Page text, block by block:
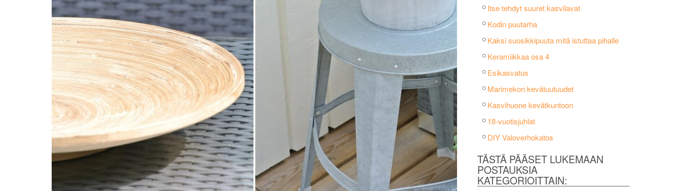
Itse tehdyt suuret kasvilavat
Kodin puutarha
Kaksi suosikkipuuta mitä istuttaa pihalle
Keramiikkaa osa 4
Esikasvatus
Marimekon kevätuutuudet
Kasvihuone kevätkuntoon
18-vuotisjuhlat
DIY Valoverhokatos
TÄSTÄ PÄÄSET LUKEMAAN
POSTAUKSIA
KATEGORIOITTAIN: